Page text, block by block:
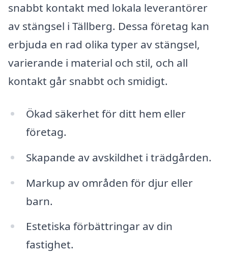
snabbt kontakt med lokala leverantörer
av stängsel i Tällberg. Dessa företag kan
erbjuda en rad olika typer av stängsel,
varierande i material och stil, och all
kontakt går snabbt och smidigt.
Ökad säkerhet för ditt hem eller
företag.
Skapande av avskildhet i trädgården.
Markup av områden för djur eller
barn.
Estetiska förbättringar av din
fastighet.